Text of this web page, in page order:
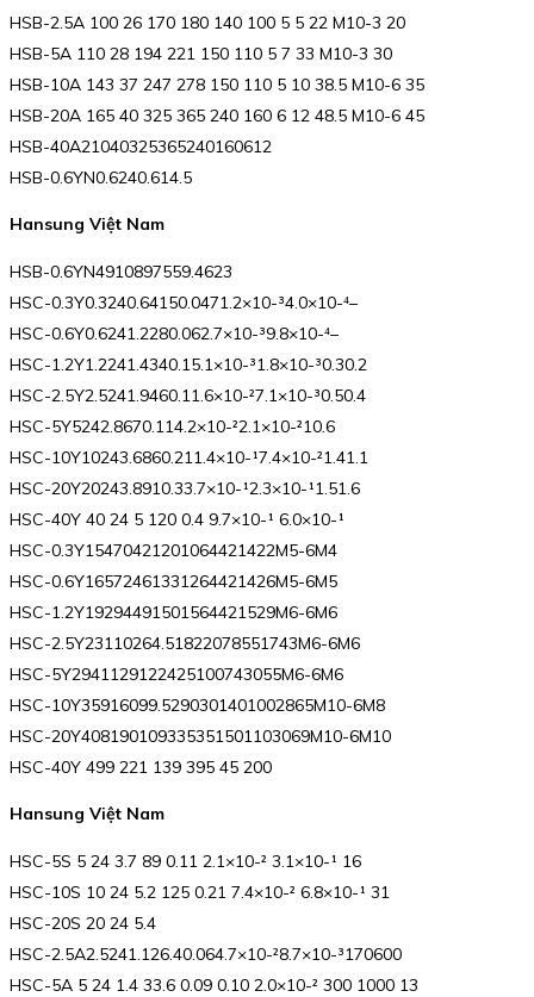
HSB-2.5A 100 26 170 180 140 100 5 5 22 M10-3 20
HSB-5A 110 28 194 221 150 110 5 7 33 M10-3 30
HSB-10A 143 37 247 278 150 110 5 10 38.5 M10-6 35
HSB-20A 165 40 325 365 240 160 6 12 48.5 M10-6 45
HSB-40A21040325365240160612
HSB-0.6YN0.6240.614.5
Hansung Việt Nam
HSB-0.6YN4910897559.4623
HSC-0.3Y0.3240.64150.0471.2×10-³4.0×10-⁴–
HSC-0.6Y0.6241.2280.062.7×10-³9.8×10-⁴–
HSC-1.2Y1.2241.4340.15.1×10-³1.8×10-³0.30.2
HSC-2.5Y2.5241.9460.11.6×10-²7.1×10-³0.50.4
HSC-5Y5242.8670.114.2×10-²2.1×10-²10.6
HSC-10Y10243.6860.211.4×10-¹7.4×10-²1.41.1
HSC-20Y20243.8910.33.7×10-¹2.3×10-¹1.51.6
HSC-40Y 40 24 5 120 0.4 9.7×10-¹ 6.0×10-¹
HSC-0.3Y15470421201064421422M5-6M4
HSC-0.6Y16572461331264421426M5-6M5
HSC-1.2Y19294491501564421529M6-6M6
HSC-2.5Y23110264.51822078551743M6-6M6
HSC-5Y2941129122425100743055M6-6M6
HSC-10Y35916099.5290301401002865M10-6M8
HSC-20Y408190109335351501103069M10-6M10
HSC-40Y 499 221 139 395 45 200
Hansung Việt Nam
HSC-5S 5 24 3.7 89 0.11 2.1×10-² 3.1×10-¹ 16
HSC-10S 10 24 5.2 125 0.21 7.4×10-² 6.8×10-¹ 31
HSC-20S 20 24 5.4
HSC-2.5A2.5241.126.40.064.7×10-²8.7×10-³170600
HSC-5A 5 24 1.4 33.6 0.09 0.10 2.0×10-² 300 1000 13